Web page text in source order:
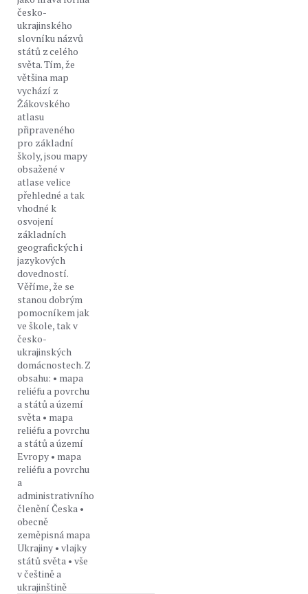
česko-
ukrajinského
slovníku názvů
států z celého
světa. Tím, že
většina map
vychází z
Žákovského
atlasu
připraveného
pro základní
školy, jsou mapy
obsažené v
atlase velice
přehledné a tak
vhodné k
osvojení
základních
geografických i
jazykových
dovedností.
Věříme, že se
stanou dobrým
pomocníkem jak
ve škole, tak v
česko-
ukrajinských
domácnostech. Z
obsahu: • mapa
reliéfu a povrchu
a států a území
světa • mapa
reliéfu a povrchu
a států a území
Evropy • mapa
reliéfu a povrchu
a
administrativního
členění Česka •
obecně
zeměpisná mapa
Ukrajiny • vlajky
států světa • vše
v češtině a
ukrajinštině